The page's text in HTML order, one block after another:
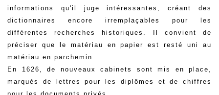
informations qu'il juge intéressantes, créant des
dictionnaires encore irremplaçables pour les
différentes recherches historiques. Il convient de
préciser que le matériau en papier est resté uni au
matériau en parchemin.
En 1626, de nouveaux cabinets sont mis en place,
marqués de lettres pour les diplômes et de chiffres